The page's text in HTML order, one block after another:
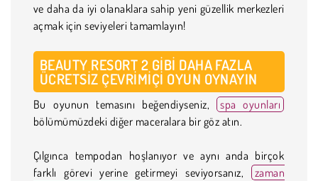
ve daha da iyi olanaklara sahip yeni güzellik merkezleri
açmak için seviyeleri tamamlayın!
BEAUTY RESORT 2 GIBI DAHA FAZLA
ÜCRETSIZ ÇEVRIMIÇI OYUN OYNAYIN
Bu oyunun temasını beğendiyseniz, spa oyunları
bölümümüzdeki diğer maceralara bir göz atın.
Çılgınca tempodan hoşlanıyor ve aynı anda birçok
farklı görevi yerine getirmeyi seviyorsanız,
zaman